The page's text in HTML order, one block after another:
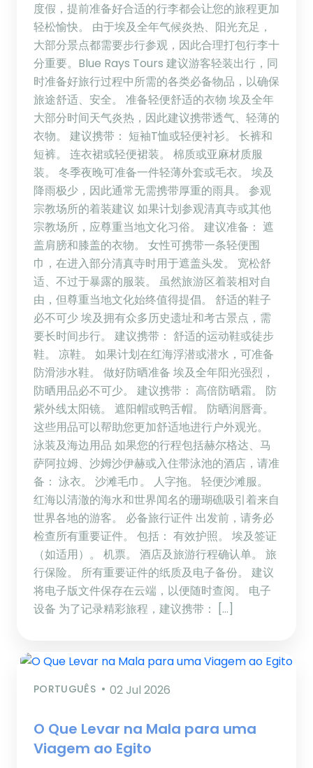
度假，提前准备好合适的行李都会让您的旅程更加
轻松愉快。 由于埃及全年气候炎热、阳光充足，
大部分景点都需要步行参观，因此合理打包行李十
分重要。Blue Rays Tours 建议游客轻装出行，同
时准备好旅行过程中所需的各类必备物品，以确保
旅途舒适、安全。 准备轻便舒适的衣物 埃及全年
大部分时间天气炎热，因此建议携带透气、轻薄的
衣物。 建议携带： 短袖T恤或轻便衬衫。 长裤和
短裤。 连衣裙或轻便裙装。 棉质或亚麻材质服
装。 冬季夜晚可准备一件轻薄外套或毛衣。 埃及
降雨极少，因此通常无需携带厚重的雨具。 参观
宗教场所的着装建议 如果计划参观清真寺或其他
宗教场所，应尊重当地文化习俗。 建议准备： 遮
盖肩膀和膝盖的衣物。 女性可携带一条轻便围
巾，在进入部分清真寺时用于遮盖头发。 宽松舒
适、不过于暴露的服装。 虽然旅游区着装相对自
由，但尊重当地文化始终值得提倡。 舒适的鞋子
必不可少 埃及拥有众多历史遗址和考古景点，需
要长时间步行。 建议携带： 舒适的运动鞋或徒步
鞋。 凉鞋。 如果计划在红海浮潜或潜水，可准备
防滑涉水鞋。 做好防晒准备 埃及全年阳光强烈，
防晒用品必不可少。 建议携带： 高倍防晒霜。 防
紫外线太阳镜。 遮阳帽或鸭舌帽。 防晒润唇膏。
这些用品可以帮助您更加舒适地进行户外观光。
泳装及海边用品 如果您的行程包括赫尔格达、马
萨阿拉姆、沙姆沙伊赫或入住带泳池的酒店，请准
备： 泳衣。 沙滩毛巾。 人字拖。 轻便沙滩服。
红海以清澈的海水和世界闻名的珊瑚礁吸引着来自
世界各地的游客。 必备旅行证件 出发前，请务必
检查所有重要证件。 包括： 有效护照。 埃及签证
（如适用）。 机票。 酒店及旅游行程确认单。 旅
行保险。 所有重要证件的纸质及电子备份。 建议
将电子版文件保存在云端，以便随时查阅。 电子
设备 为了记录精彩旅程，建议携带： […]
PORTUGUÊS 02 Jul 2026
O Que Levar na Mala para uma
Viagem ao Egito